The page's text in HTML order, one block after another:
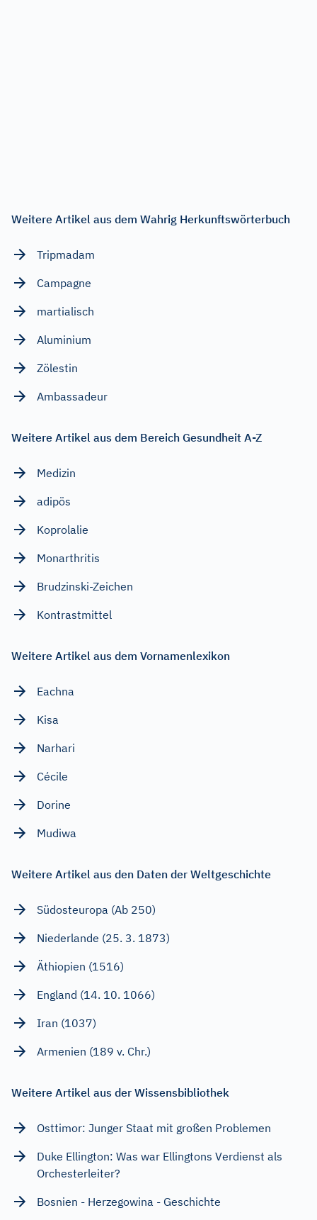
Weitere Artikel aus dem Wahrig Herkunftswörterbuch
Tripmadam
Campagne
martialisch
Aluminium
Zölestin
Ambassadeur
Weitere Artikel aus dem Bereich Gesundheit A-Z
Medizin
adipös
Koprolalie
Monarthritis
Brudzinski-Zeichen
Kontrastmittel
Weitere Artikel aus dem Vornamenlexikon
Eachna
Kisa
Narhari
Cécile
Dorine
Mudiwa
Weitere Artikel aus den Daten der Weltgeschichte
Südosteuropa (Ab 250)
Niederlande (25. 3. 1873)
Äthiopien (1516)
England (14. 10. 1066)
Iran (1037)
Armenien (189 v. Chr.)
Weitere Artikel aus der Wissensbibliothek
Osttimor: Junger Staat mit großen Problemen
Duke Ellington: Was war Ellingtons Verdienst als
Orchesterleiter?
Bosnien - Herzegowina - Geschichte